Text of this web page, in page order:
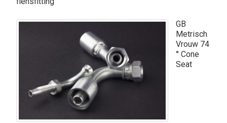
GB
Metrisch
Vrouw 74
° Cone
Seat